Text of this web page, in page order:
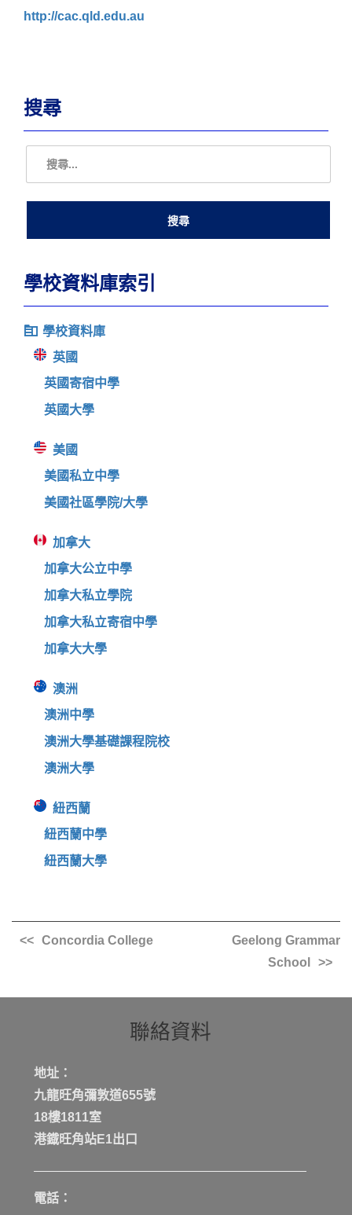
http://cac.qld.edu.au
搜尋
學校資料庫索引
學校資料庫
英國
英國寄宿中學
英國大學
美國
美國私立中學
美國社區學院/大學
加拿大
加拿大公立中學
加拿大私立學院
加拿大私立寄宿中學
加拿大大學
澳洲
澳洲中學
澳洲大學基礎課程院校
澳洲大學
紐西蘭
紐西蘭中學
紐西蘭大學
Concordia College
Geelong Grammar
School
聯絡資料
地址：
九龍旺角彌敦道655號
18樓1811室
港鐡旺角站E1出口
電話：